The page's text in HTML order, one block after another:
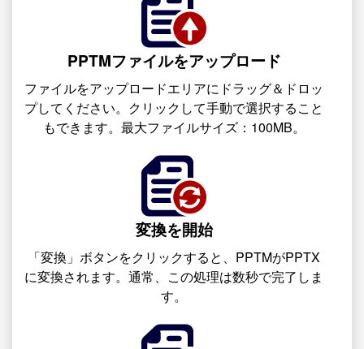
PPTMファイルをアップロード
ファイルをアップロードエリアにドラッグ＆ドロッ
プしてください。クリックして手動で選択すること
もできます。最大ファイルサイズ：100MB。
変換を開始
「変換」ボタンをクリックすると、PPTMがPPTX
に変換されます。通常、この処理は数秒で完了しま
す。